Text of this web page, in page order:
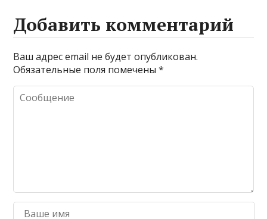
Добавить комментарий
Ваш адрес email не будет опубликован.
Обязательные поля помечены*